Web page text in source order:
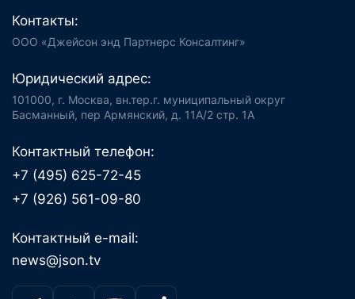
Контакты:
ООО «Джейсон энд Партнерс Консалтинг»
Юридический адрес:
101000, г. Москва, вн.тер.г. муниципальный округ
Басманный, пер Армянский, д. 11А/2 стр. 1А
Контактный телефон:
+7 (495) 625-72-45
+7 (926) 561-09-80
Контактный e-mail:
news@json.tv